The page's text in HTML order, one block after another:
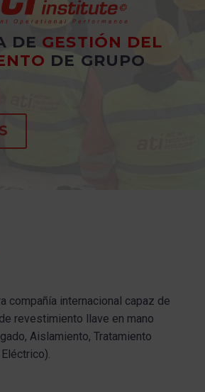
DE GESTIÓN DEL
DE GRUPO
compañía internacional capaz de
revestimiento llave en mano
Aislamiento, Tratamiento